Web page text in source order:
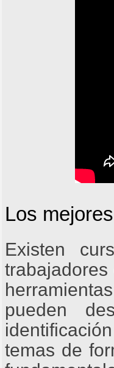
Los
Existen
pueden
temas de